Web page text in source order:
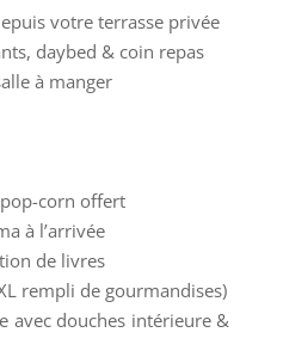
votre terrasse privée
daybed & coin repas
à manger
corn offert
à l’arrivée
de livres
rempli de gourmandises)
avec douches intérieure &